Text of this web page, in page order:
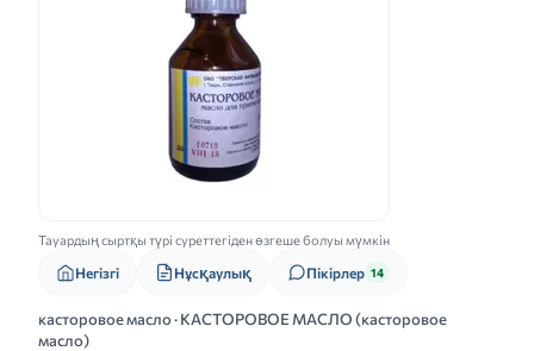
Тауардың сыртқы түрі суреттегіден өзгеше болуы мүмкін
Негізгі Нұсқаулық Пікірлер 14
касторовое масло · КАСТОРОВОЕ МАСЛО (касторовое
масло)